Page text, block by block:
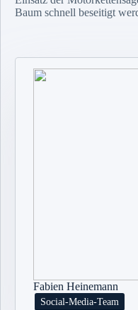
Baum schnell beseitigt
Fabien Heinemann
Social-Media-Team